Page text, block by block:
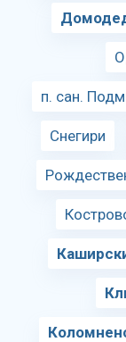
п. сан.
Снегири